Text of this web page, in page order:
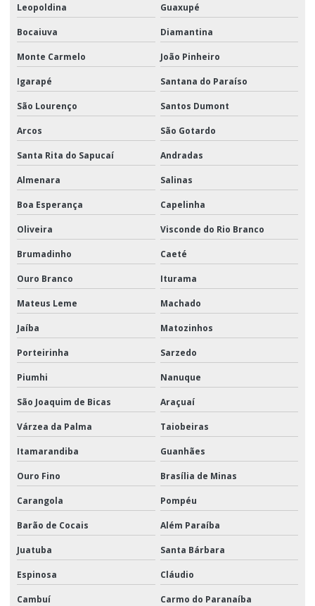
Leopoldina Guaxupé
Bocaiuva Diamantina
Monte Carmelo João Pinheiro
Igarapé Santana do Paraíso
São Lourenço Santos Dumont
Arcos São Gotardo
Santa Rita do Sapucaí Andradas
Almenara Salinas
Boa Esperança Capelinha
Oliveira Visconde do Rio Branco
Brumadinho Caeté
Ouro Branco Iturama
Mateus Leme Machado
Jaíba Matozinhos
Porteirinha Sarzedo
Piumhi Nanuque
São Joaquim de Bicas Araçuaí
Várzea da Palma Taiobeiras
Itamarandiba Guanhães
Ouro Fino Brasília de Minas
Carangola Pompéu
Barão de Cocais Além Paraíba
Juatuba Santa Bárbara
Espinosa Cláudio
Cambuí Carmo do Paranaíba